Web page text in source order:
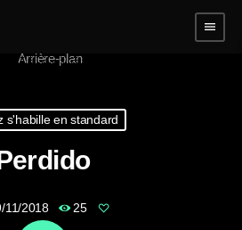
menu
s'habille en standard
11/2018 25